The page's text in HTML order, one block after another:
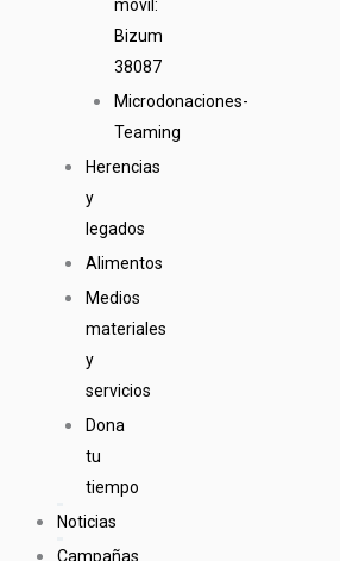
móvil:
Bizum
38087
Microdonaciones-
Teaming
Herencias
y
legados
Alimentos
Medios
materiales
y
servicios
Dona
tu
tiempo
Noticias
Campañas